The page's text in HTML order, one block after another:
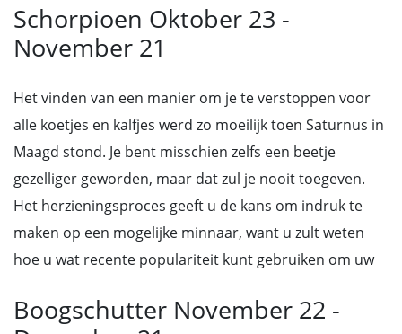
Schorpioen Oktober 23 -
November 21
Het vinden van een manier om je te verstoppen voor
alle koetjes en kalfjes werd zo moeilijk toen Saturnus in
Maagd stond. Je bent misschien zelfs een beetje
gezelliger geworden, maar dat zul je nooit toegeven.
Het herzieningsproces geeft u de kans om indruk te
maken op een mogelijke minnaar, want u zult weten
hoe u wat recente populariteit kunt gebruiken om uw
Boogschutter November 22 -